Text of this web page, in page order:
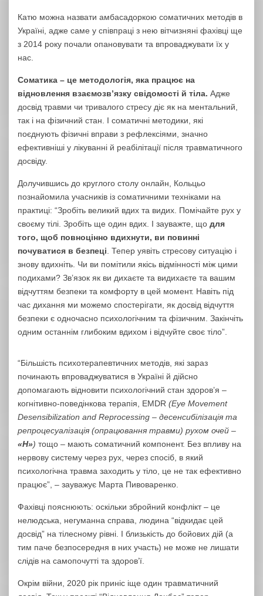
Катю можна назвати амбасадоркою соматичних методів в
Україні, адже саме у співпраці з нею вітчизняні фахівці ще
з 2014 року почали опановувати та впроваджувати їх у
нас.
Соматика – це методологія, яка працює на
відновлення взаємозв’язку свідомості й тіла. Адже
досвід травми чи тривалого стресу діє як на ментальний,
так і на фізичний стан. І соматичні методики, які
поєднують фізичні вправи з рефлексіями, значно
ефективніші у лікуванні й реабілітації після травматичного
досвіду.
Долучившись до круглого столу онлайн, Кольцьо
познайомила учасників із соматичними техніками на
практиці: “Зробіть великий вдих та видих. Помічайте рух у
своєму тілі. Зробіть ще один вдих. І зауважте, що для
того, щоб повноцінно вдихнути, ви повинні
почуватися в безпеці . Тепер уявіть стресову ситуацію і
знову вдихніть. Чи ви помітили якісь відмінності між цими
подихами? Зв’язок як ви дихаєте та видихаєте та вашим
відчуттям безпеки та комфорту в цей момент. Навіть під
час дихання ми можемо спостерігати, як досвід відчуття
безпеки є одночасно психологічним та фізичним. Закінчіть
одним останнім глибоким вдихом і відчуйте своє тіло”.
“Більшість психотерапевтичних методів, які зараз
починають впроваджуватися в Україні й дійсно
допомагають відновити психологічний стан здоров’я –
когнітивно-поведінкова терапія, EMDR (Eye Movement
Desensibilization and Reprocessing – десенсибілізація та
репроцесуалізація (опрацювання травми) рухом очей –
«Н») тощо – мають соматичний компонент. Без впливу на
нервову систему через рух, через спосіб, в який
психологічна травма заходить у тіло, це не так ефективно
працює”, – зауважує Марта Пивоваренко.
Фахівці пояснюють: оскільки збройний конфлікт – це
нелюдська, негуманна справа, людина “відкидає цей
досвід” на тілесному рівні. І близькість до бойових дій (а
тим паче безпосередня в них участь) не може не лишати
слідів на самопочутті та здоров’ї.
Окрім війни, 2020 рік приніс іще один травматичний